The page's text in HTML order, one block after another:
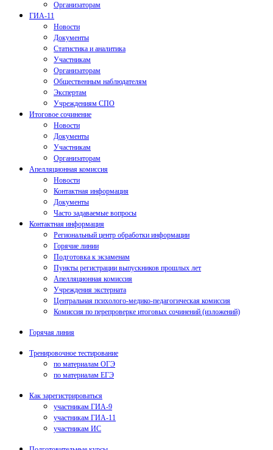
Организаторам
ГИА-11
Новости
Документы
Статистика и аналитика
Участникам
Организаторам
Общественным наблюдателям
Экспертам
Учреждениям СПО
Итоговое сочинение
Новости
Документы
Участникам
Организаторам
Апелляционная комиссия
Новости
Контактная информация
Документы
Часто задаваемые вопросы
Контактная информация
Региональный центр обработки информации
Горячие линии
Подготовка к экзаменам
Пункты регистрации выпускников прошлых лет
Апелляционная комиссия
Учреждения экстерната
Центральная психолого-медико-педагогическая комиссия
Комиссия по перепроверке итоговых сочинений (изложений)
Горячая линия
Тренировочное тестирование
по материалам ОГЭ
по материалам ЕГЭ
Как зарегистрироваться
участникам ГИА-9
участникам ГИА-11
участникам ИС